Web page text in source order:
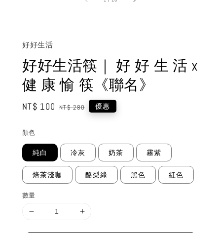
好好生活
好好生活筷｜ 好 好 生 活 x
健 康 愉 筷《聯名》
Sale
NT$ 100 Regular
NT$ 280 優惠
顏色
純白 冷灰 奶茶 霧紫
焙茶淺咖 酪梨綠 黑色 紅色
數量